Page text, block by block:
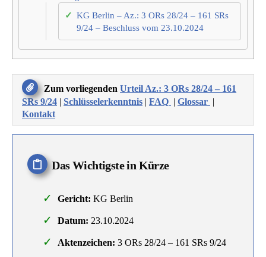
KG Berlin – Az.: 3 ORs 28/24 – 161 SRs
9/24 – Beschluss vom 23.10.2024
Zum vorliegendenUrteil Az.: 3 ORs 28/24 – 161
SRs 9/24 | Schlüsselerkenntnis | FAQ | Glossar |
Kontakt
Das Wichtigste in Kürze
Gericht: KG Berlin
Datum: 23.10.2024
Aktenzeichen: 3 ORs 28/24 – 161 SRs 9/24